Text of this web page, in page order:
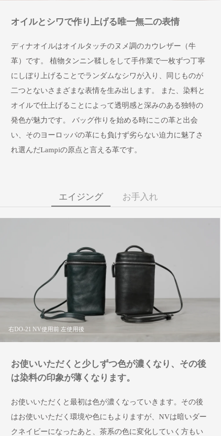
オイルとシワで作り上げる唯一無二の表情
ディナオイルはオイルタッチのヌメ調のカウレザー（牛
革）です。 植物タンニン鞣しをして手作業で一枚ずつ丁寧
にしぼり上げることでランダムなシワが入り、同じものが
二つとないさまざまな表情を生み出します。 また、染料と
オイルで仕上げることによって透明感と深みのある独特の
発色が魅力です。 バッグ作りを始める時にこの革と出会
い、そのヨーロッパの革にも負けず劣らない迫力に魅了さ
れ選んだLampiの原点と言える革です。
エイジング お手入れ
右DO-21 NV使用前 左使用後
お使いいただくと少しずつ色が濃くなり、その後
は染料の印象が薄くなります。
お使いいただくと最初は色が濃くなっていきます。その後
はお使いいただく環境や色にもよりますが、NVは暗いダー
クネイビーになったあと、茶系の色に変化していく方もい